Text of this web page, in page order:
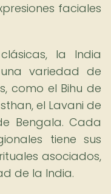
faciales
la India
variedad de
como el Bihu de
el Lavani de
Bengala. Cada
tiene sus
asociados,
de la India.